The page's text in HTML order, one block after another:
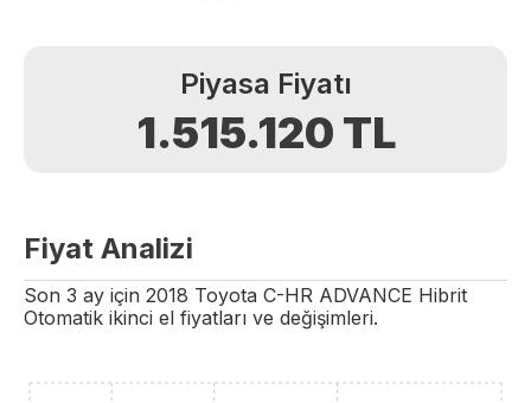
Piyasa Fiyatı
1.515.120 TL
Fiyat Analizi
Son 3 ay için 2018 Toyota C-HR ADVANCE Hibrit
Otomatik ikinci el fiyatları ve değişimleri.